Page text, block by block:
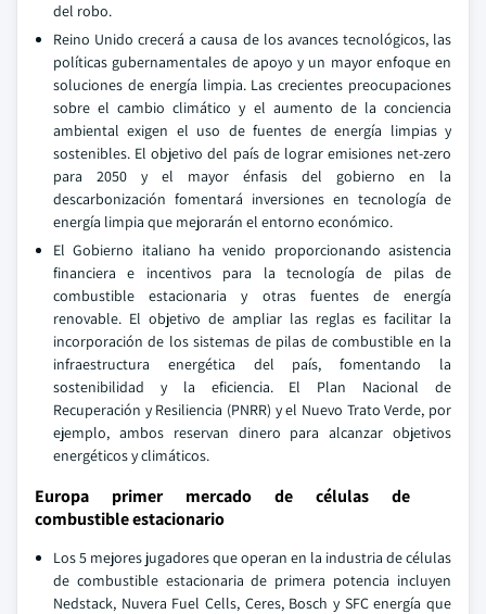
del robo.
Reino Unido crecerá a causa de los avances tecnológicos, las
políticas gubernamentales de apoyo y un mayor enfoque en
soluciones de energía limpia. Las crecientes preocupaciones
sobre el cambio climático y el aumento de la conciencia
ambiental exigen el uso de fuentes de energía limpias y
sostenibles. El objetivo del país de lograr emisiones net-zero
para 2050 y el mayor énfasis del gobierno en la
descarbonización fomentará inversiones en tecnología de
energía limpia que mejorarán el entorno económico.
El Gobierno italiano ha venido proporcionando asistencia
financiera e incentivos para la tecnología de pilas de
combustible estacionaria y otras fuentes de energía
renovable. El objetivo de ampliar las reglas es facilitar la
incorporación de los sistemas de pilas de combustible en la
infraestructura energética del país, fomentando la
sostenibilidad y la eficiencia. El Plan Nacional de
Recuperación y Resiliencia (PNRR) y el Nuevo Trato Verde, por
ejemplo, ambos reservan dinero para alcanzar objetivos
energéticos y climáticos.
Europa primer mercado de células de
combustible estacionario
Los 5 mejores jugadores que operan en la industria de células
de combustible estacionaria de primera potencia incluyen
Nedstack, Nuvera Fuel Cells, Ceres, Bosch y SFC energía que